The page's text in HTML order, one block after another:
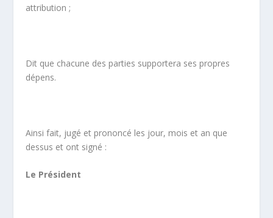
attribution ;
Dit que chacune des parties supportera ses propres
dépens.
Ainsi fait, jugé et prononcé les jour, mois et an que
dessus et ont signé :
Le Président